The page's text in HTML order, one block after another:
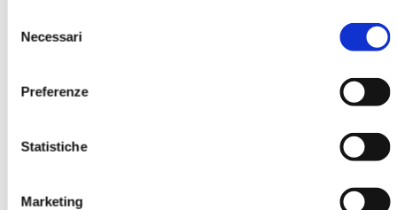
delNecessari
Preferenze
Statistiche
Marketing